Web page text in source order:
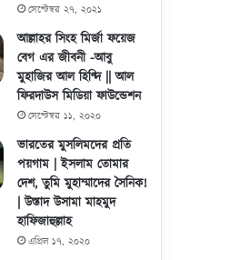
সেপ্টেম্বর ২৭, ২০২১
আল্লাহর সিংহ মির্জা ফয়েজ
বেগ এর জীবনী -আবু
মুহাজির আল হিণ্দি || আল
ফিরদাউস মিডিয়া ফাউন্ডেশন
সেপ্টেম্বর ১১, ২০২০
ভারতের মুসলিমদের প্রতি
পয়গাম | ইসলাম তোমার
দেশ, তুমি মুহাম্মাদের সৈনিক!
| উস্তাদ উসামা মাহমুদ
হাফিজাহুল্লাহ
এপ্রিল ১৭, ২০২০